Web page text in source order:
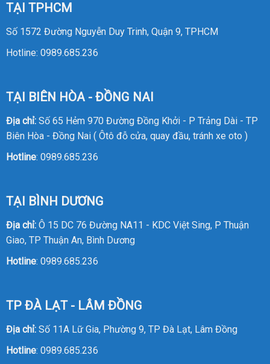
TẠI TPHCM
Số 1572 Đường Nguyễn Duy Trinh, Quận 9, TPHCM
Hotline: 0989.685.236
TẠI BIÊN HÒA - ĐỒNG NAI
Địa chỉ:Số 65 Hẻm 970 Đường Đồng Khởi - P Trảng Dài - TP
Biên Hòa - Đồng Nai ( Ôtô đỗ cửa, quay đầu, tránh xe oto )
Hotline: 0989.685.236
TẠI BÌNH DƯƠNG
Địa chỉ:Ô 15 DC 76 Đường NA11 - KDC Việt Sing, P Thuận
Giao, TP Thuận An, Bình Dương
Hotline: 0989.685.236
TP ĐÀ LẠT - LÂM ĐỒNG
Địa chỉ:Số 11A Lữ Gia, Phường 9, TP Đà Lạt, Lâm Đồng
Hotline: 0989.685.236